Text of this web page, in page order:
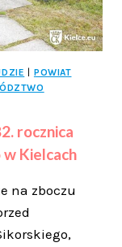
| POWIAT
rocznica
w Kielcach
na zboczu